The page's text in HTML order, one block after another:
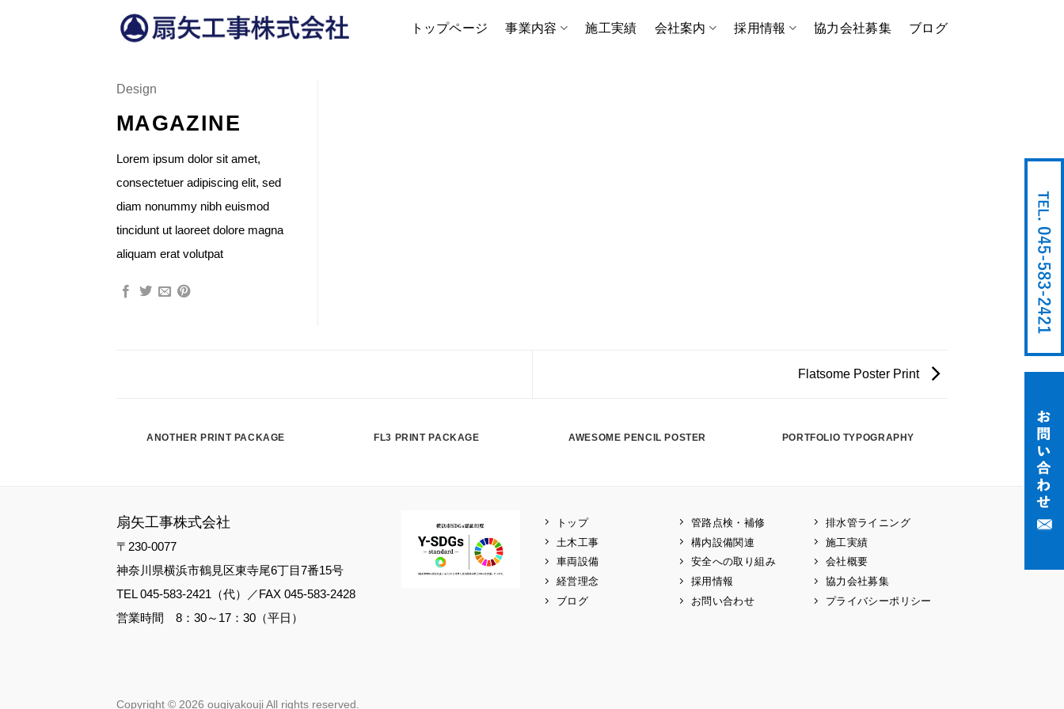
トップページ 事業内容 施工実績 会社案内 採用情報 協力会社募集 ブログ
Design
MAGAZINE
Lorem ipsum dolor sit amet,
consectetuer adipiscing elit, sed
diam nonummy nibh euismod
tincidunt ut laoreet dolore magna
aliquam erat volutpat
Flatsome Poster Print
ANOTHER PRINT PACKAGE FL3 PRINT PACKAGE AWESOME PENCIL POSTER PORTFOLIO TYPOGRAPHY
扇矢工事株式会社
〒230-0077
神奈川県横浜市鶴見区東寺尾6丁目7番15号
TEL 045-583-2421（代）／FAX 045-583-2428
営業時間 8：30～17：30（平日）
トップ 管路点検・補修
排水管ライニング
土木工事
構内設備関連
施工実績
車両設備
安全への取り組み
会社概要
経営理念
採用情報
協力会社募集
ブログ
お問い合わせ プライバシーポリシー
Copyright © 2026 ougiyakouji All rights reserved.